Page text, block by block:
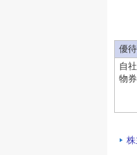
優
自
物券